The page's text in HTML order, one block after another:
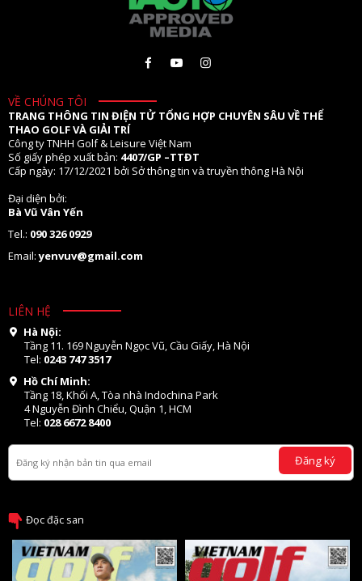
VỀ CHÚNG TÔI
TRANG THÔNG TIN ĐIỆN TỬ TỔNG HỢP CHUYÊN SÂU VỀ THỂ
THAO GOLF VÀ GIẢI TRÍ
Công ty TNHH Golf & Leisure Việt Nam
Số giấy phép xuất bản: 4407/GP –TTĐT
Cấp ngày: 17/12/2021 bởi Sở thông tin và truyền thông Hà Nội
Đại diện bởi:
Bà Vũ Vân Yến
Tel.: 090 326 0929
Email:yenvuv@gmail.com
LIÊN HỆ
Hà Nội:
Tầng 11. 169 Nguyễn Ngọc Vũ, Cầu Giấy, Hà Nội
Tel: 0243 747 3517
Hồ Chí Minh:
Tầng 18, Khối A, Tòa nhà Indochina Park
4 Nguyễn Đình Chiểu, Quận 1, HCM
Tel: 028 6672 8400
Đăng ký
Đọc đặc san